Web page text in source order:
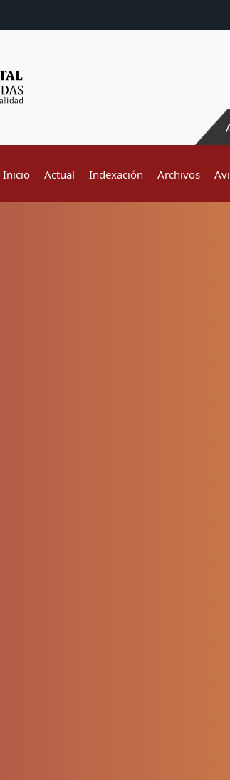
Inicio Actual Indexación Archivos